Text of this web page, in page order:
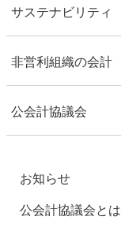
サステナビリティ
非営利組織の会計
公会計協議会
お知らせ
公会計協議会とは